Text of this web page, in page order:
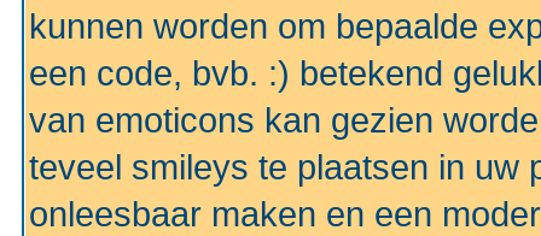
kunnen worden om bepaalde
een code, bvb. :) betekend
van emoticons kan gezien
teveel smileys te plaatsen in uw
onleesbaar maken en een